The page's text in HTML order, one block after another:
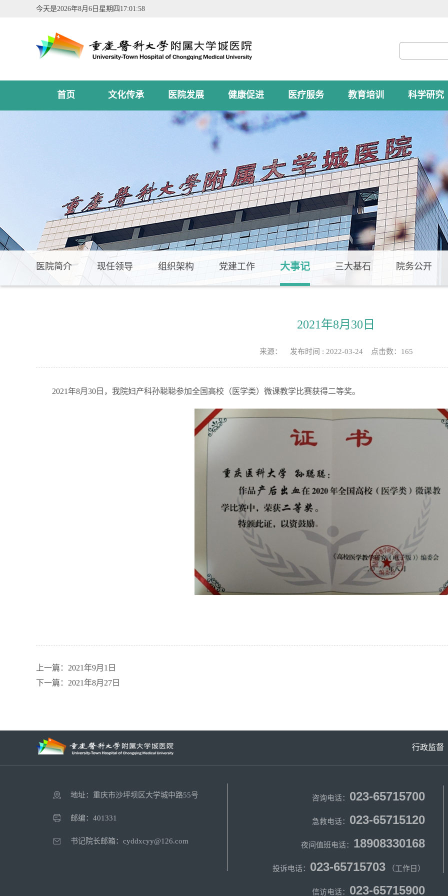
今天是2026年8月6日星期四17:01:59
首页 文化传承 医院发展 健康促进 医疗服务 教育培训 科学研究
医院简介 现任领导 组织架构 党建工作 大事记 三大基石 院务公开
2021年8月30日
来源： 发布时间 : 2022-03-24 点击数： 165
2021年8月30日，我院妇产科孙聪聪参加全国高校（医学类）微课教学比赛获得二等奖。
上一篇：2021年9月1日
下一篇：2021年8月27日
行政监督
地址：重庆市沙坪坝区大学城中路55号
邮编：401331
书记院长邮箱：cyddxcyy@126.com
咨询电话： 023-65715700
急救电话： 023-65715120
夜间值班电话： 18908330168
投诉电话： 023-65715703 （工作日）
信访电话： 023-65715900